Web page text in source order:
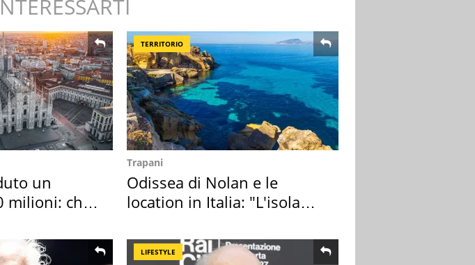
un
milioni: chi
TERRITORIO
Trapani
Odissea di Nolan e le
location in Italia: "L'isola
LIFESTYLE